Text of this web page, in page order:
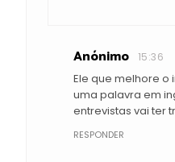
Anónimo 15:36
Ele que melhore o
uma palavra em
entrevistas vai ter
RESPONDER